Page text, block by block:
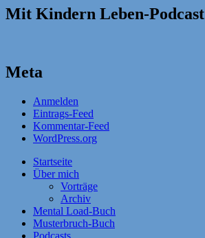
Mit Kindern Leben-Podcast
Meta
Anmelden
Eintrags-Feed
Kommentar-Feed
WordPress.org
Startseite
Über mich
Vorträge
Archiv
Mental Load-Buch
Musterbruch-Buch